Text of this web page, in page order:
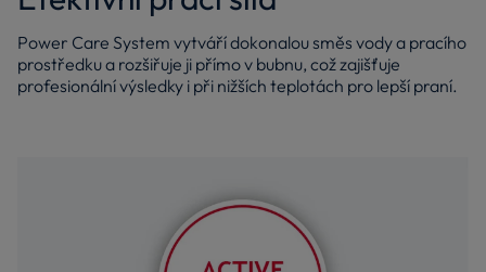
Power Care System vytváří dokonalou směs vody a pracího
prostředku a rozšiřuje ji přímo v bubnu, což zajišťuje
profesionální výsledky i při nižších teplotách pro lepší praní.